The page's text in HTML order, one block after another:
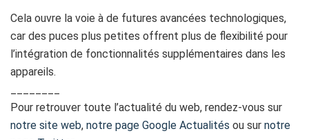
Cela ouvre la voie à de futures avancées technologiques,
car des puces plus petites offrent plus de flexibilité pour
l’intégration de fonctionnalités supplémentaires dans les
appareils.
Pour retrouver toute l’actualité du web, rendez-vous sur
notre site web, notre page Google Actualités ou sur notre